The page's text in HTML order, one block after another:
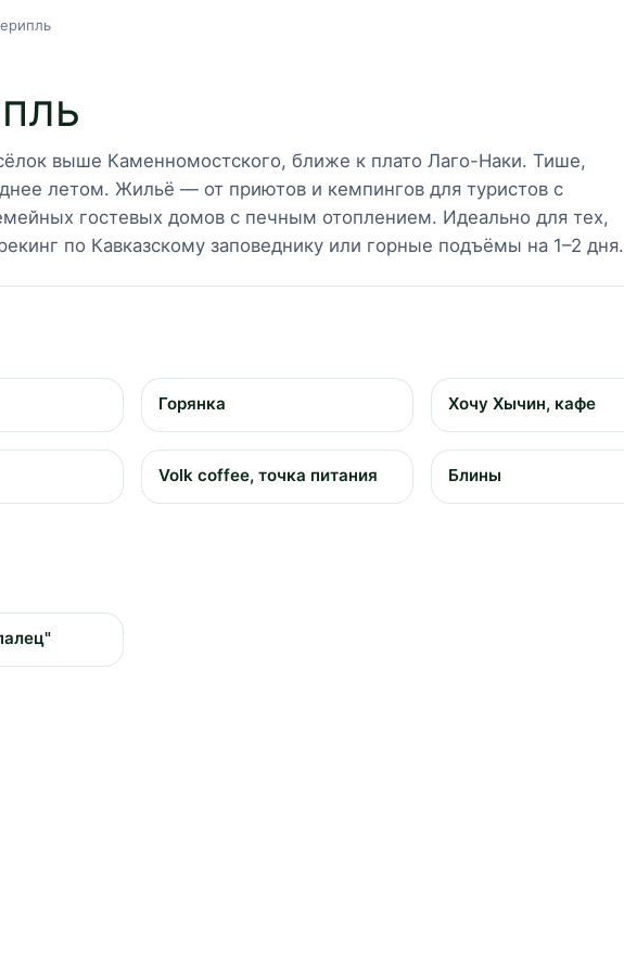
выше Каменномостского, ближе к плато Лаго-Наки. Тише,
летом. Жильё — от приютов и кемпингов для туристов с
гостевых домов с печным отоплением. Идеально для тех,
по Кавказскому заповеднику или горные подъёмы на 1–2 дня.
Горянка Хочу Хычин, кафе
Volk coffee, точка питания Блины